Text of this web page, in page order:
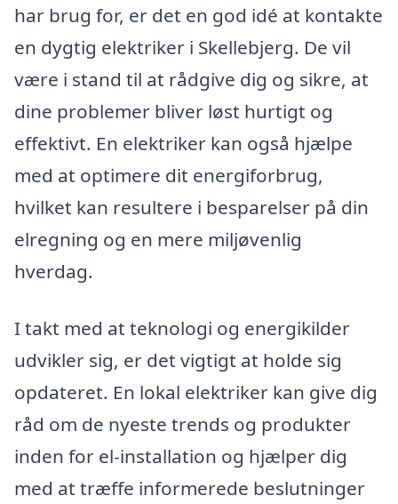
har brug for, er det en god idé at kontakte
en dygtig elektriker i Skellebjerg. De vil
være i stand til at rådgive dig og sikre, at
dine problemer bliver løst hurtigt og
effektivt. En elektriker kan også hjælpe
med at optimere dit energiforbrug,
hvilket kan resultere i besparelser på din
elregning og en mere miljøvenlig
hverdag.
I takt med at teknologi og energikilder
udvikler sig, er det vigtigt at holde sig
opdateret. En lokal elektriker kan give dig
råd om de nyeste trends og produkter
inden for el-installation og hjælper dig
med at træffe informerede beslutninger